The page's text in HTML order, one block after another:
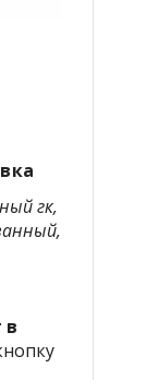
гк,
в